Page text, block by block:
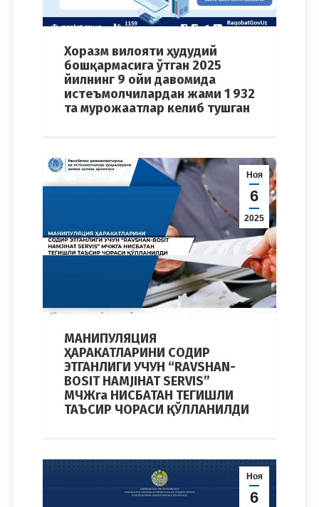
Хоразм вилояти ҳудудий
бошқармасига ўтган 2025
йилнинг 9 ойи давомида
истеъмолчилардан жами 1 932
та мурожаатлар келиб тушган
Ноя
6
2025
МАНИПУЛЯЦИЯ
ҲАРАКАТЛАРИНИ СОДИР
ЭТГАНЛИГИ УЧУН “RAVSHAN-
BOSIT HAMJIHAT SERVIS”
МЧЖга НИСБАТАН ТЕГИШЛИ
ТАЪСИР ЧОРАСИ ҚЎЛЛАНИЛДИ
Ноя
6